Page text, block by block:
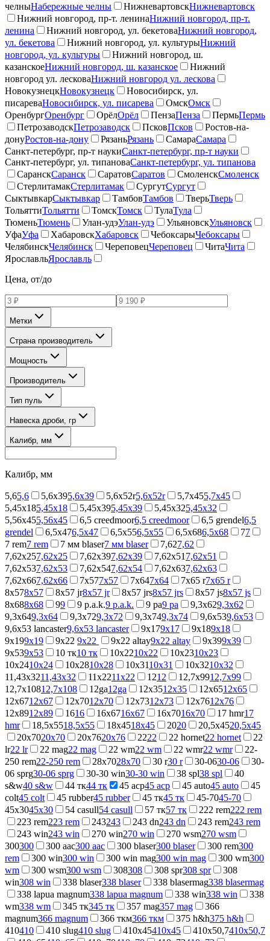
челныНабережные челны НижневартовскНижневартовск
Нижний новгород, пр-т. ленинаНижний новгород, пр-т.
ленина
Нижний новгород, ул. бекетоваНижний новгород,
ул. бекетова
Нижний новгород, ул. культурыНижний
новгород, ул. культуры
Нижний новгород, ш.
казанскоеНижний новгород, ш. казанское
Нижний
новгород ул. лесковаНижний новгород ул. лескова
НовокузнецкНовокузнецк
Новосибирск, ул.
писареваНовосибирск, ул. писарева ОмскОмск
ОренбургОренбург ОрёлОрёл ПензаПенза ПермьПермь
ПетрозаводскПетрозаводск ПсковПсков
Ростов-на-
донуРостов-на-дону РязаньРязань СамараСамара
Санкт-петербург, пр-т наукиСанкт-петербург, пр-т науки
Санкт-петербург, ул. типановаСанкт-петербург, ул. типанова
СаранскСаранск СаратовСаратов СмоленскСмоленск
СтерлитамакСтерлитамак СургутСургут
СыктывкарСыктывкар ТамбовТамбов ТверьТверь
ТольяттиТольятти ТомскТомск ТулаТула
ТюменьТюмень Улан-удэУлан-удэ УльяновскУльяновск
УфаУфа ХабаровскХабаровск ЧебоксарыЧебоксары
ЧелябинскЧелябинск ЧереповецЧереповец ЧитаЧита
ЯрославльЯрославль
Цена, от/до
Метки
Страна производитель
Мощность
Производитель
Тип пуль
Навеска дроби, гр
Калибр, мм
Калибр, мм
5,65,6 5,6x395,6x39 5,6x52r5,6x52r 5,7x455,7x45
5,45x185,45x18 5,45x395,45x39 5,45х325,45х32
5,56x455,56x45 6,5 creedmoor6,5 creedmoor 6,5 grendel6,5
grendel
6,5x476,5x47 6,5x556,5x55 6,5x686,5x68 77
7 rem7 rem 7 мм blaser7 мм blaser 7,627,62
7,62x257,62x25 7,62x397,62x39 7,62x51 7,62x51
7,62x537,62x53 7,62x547,62x54 7,62x637,62x63
7,62x667,62x66 7x577x57 7x647x64 7x65 r7x65 r
8x578x57 8x57 jr8x57 jr 8x57 jrs8x57 jrs 8x57 js8x57 js
8x688x68 99 9 p.a.k.9 p.a.k. 9 ра9 ра 9,3x629,3x62
9,3x649,3x64 9,3x729,3x72 9,3x749,3x74 9,6x539,6x53
9,6x53 lancaster9,6x53 lancaster 9x179x17 9x189x18
9x199x19 9x22 9x22 9x22 altay9x22 altay 9x399x39
9x539x53 10 тк10 тк 10x2210x22 10x2310x23
10x2410x24 10x2810x28 10x3110x31 10x3210x32
11,43x3211,43x32 11x2211x22 1212 12,7x9912,7x99
12,7x10812,7x108 12ga12ga 12x3512x35 12x6512x65
12x6712x67 12x7012x70 12x7312x73 12x7612x76
12x8912x89 1616 16x6716x67 16x7016x70 17 hmr17
hmr
18,5х5518,5х55 18x4518x45 2020 20,5x4520,5x45
20x7020x70 20x7620x76 2222 22 hornet22 hornet
22
lr22 lr 22 mag22 mag 22 wm22 wm 22 wmr22 wmr
22-
250 rem22-250 rem 28x7028x70 30 r30 r 30-0630-06
30-
06 sprg30-06 sprg 30-30 win30-30 win 38 spl38 spl
40
s&w40 s&w 44 тк44 тк 45 acp45 acp 45 auto45 auto
45
colt45 colt 45 rubber45 rubber 45 тк45 тк 45-7045-70
45x3045x30 54 casull54 casull 57 тк57 тк 222 rem222 rem
223 rem223 rem 243243 243 dn243 dn 243 rem243 rem
243 win243 win 270 win270 win 270 wsm270 wsm
300300 300 aac300 aac 300 blaser300 blaser 300 rem300
rem
300 win300 win 300 win mag300 win mag 300 wm300
wm
300 wsm300 wsm 308308 308 spr308 spr
308
win308 win 338 blaser338 blaser 338 blasermag338 blasermag
338 lapua magnum338 lapua magnum 338 win338 win
338
wm338 wm 345 тк345 тк 357 mag357 mag
366
magnum366 magnum 366 ткм366 ткм 375 h&h375 h&h
410410 410 slug410 slug 410x45410x45 410x50,7410x50,7